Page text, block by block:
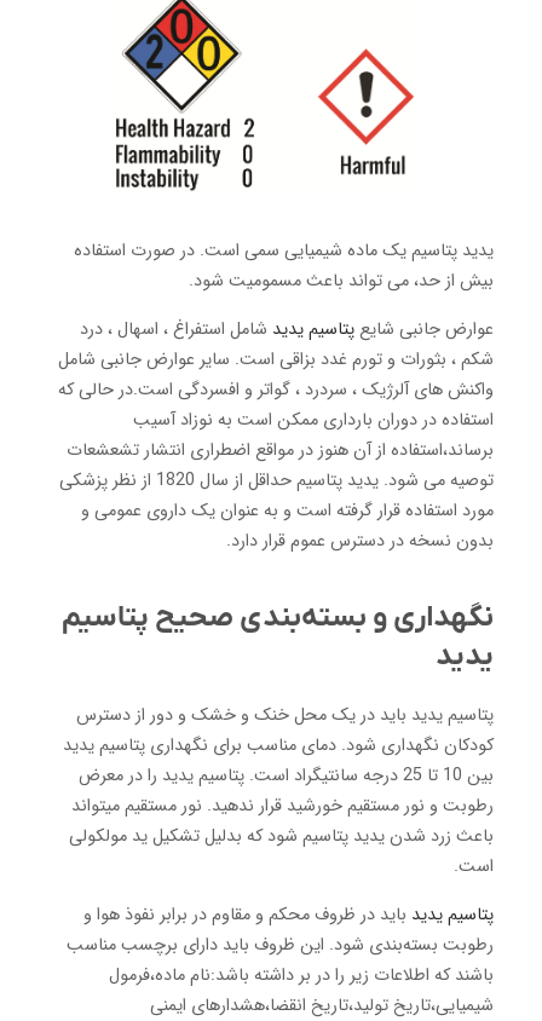
یدید پتاسیم یک ماده شیمیایی سمی است. در صورت استفاده
بیش از حد، می تواند باعث مسمومیت شود.
عوارض جانبی شایعپتاسیم یدید شامل استفراغ ، اسهال ، درد
شکم ، بثورات و تورم غدد بزاقی است. سایر عوارض جانبی شامل
واکنش های آلرژیک ، سردرد ، گواتر و افسردگی است.در حالی که
استفاده در دوران بارداری ممکن است به نوزاد آسیب
برساند،استفاده از آن هنوز در مواقع اضطراری انتشار تشعشعات
توصیه می شود. یدید پتاسیم حداقل از سال 1820 از نظر پزشکی
مورد استفاده قرار گرفته است و به عنوان یک داروی عمومی و
بدون نسخه در دسترس عموم قرار دارد.
نگهداری و بسته‌بندی صحیح پتاسیم
یدید
پتاسیم یدید باید در یک محل خنک و خشک و دور از دسترس
کودکان نگهداری شود. دمای مناسب برای نگهداری پتاسیم یدید
بین 10 تا 25 درجه سانتیگراد است. پتاسیم یدید را در معرض
رطوبت و نور مستقیم خورشید قرار ندهید. نور مستقیم میتواند
باعث زرد شدن یدید پتاسیم شود که بدلیل تشکیل ید مولکولی
است.
پتاسیم یدید باید در ظروف محکم و مقاوم در برابر نفوذ هوا و
رطوبت بسته‌بندی شود. این ظروف باید دارای برچسب مناسب
باشند که اطلاعات زیر را در بر داشته باشد:نام ماده،فرمول
شیمیایی،تاریخ تولید،تاریخ انقضا،هشدارهای ایمنی